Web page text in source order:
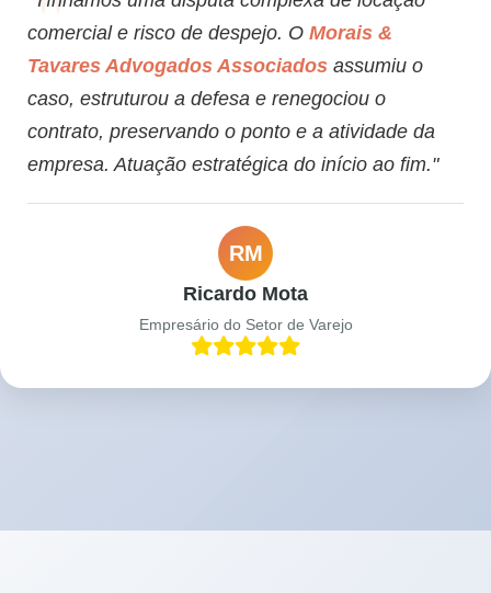
comercial e risco de despejo. O Morais &
Tavares Advogados Associados assumiu o
caso, estruturou a defesa e renegociou o
contrato, preservando o ponto e a atividade da
empresa. Atuação estratégica do início ao fim."
RM
Ricardo Mota
Empresário do Setor de Varejo